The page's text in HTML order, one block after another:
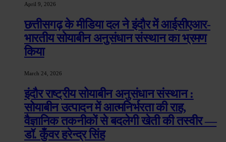
April 9, 2026
छत्तीसगढ़ के मीडिया दल ने इंदौर में आईसीएआर-
भारतीय सोयाबीन अनुसंधान संस्थान का भ्रमण
किया
March 24, 2026
इंदौर राष्ट्रीय सोयाबीन अनुसंधान संस्थान :
सोयाबीन उत्पादन में आत्मनिर्भरता की राह,
वैज्ञानिक तकनीकों से बदलेगी खेती की तस्वीर —
डॉ. कुँवर हरेन्द्र सिंह